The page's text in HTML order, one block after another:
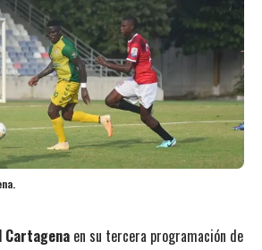
Cartagena en su tercera programación de